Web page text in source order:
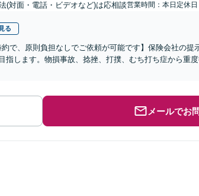
(対面・電話・ビデオなど)は応相談営業時間：本日定休日
る
約で、原則負担なしでご依頼が可能です】保険会社の
指します。物損事故、捻挫、打撲、むち打ち症から重
メールでお